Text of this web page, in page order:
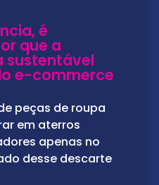
é
que a
sustentável
e-commerce
peças de roupa
em aterros
apenas no
desse descarte